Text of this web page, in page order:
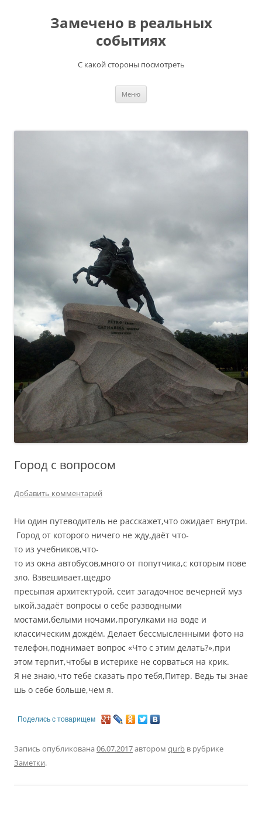
содержимомуЗамечено в реальных
событиях
С какой стороны посмотреть
Меню
Город с вопросом
Добавить комментарий
Ни один путеводитель не расскажет,что ожидает внутри.
Город от которого ничего не жду,даёт что-
то из учебников,что-
то из окна автобусов,много от попутчика,с которым пове
зло. Взвешивает,щедро
пресыпая архитектурой, сеит загадочное вечерней муз
ыкой,задаёт вопросы о себе разводными
мостами,белыми ночами,прогулками на воде и
классическим дождём. Делает бессмысленными фото на
телефон,поднимает вопрос «Что с этим делать?»,при
этом терпит,чтобы в истерике не сорваться на крик.
Я не знаю,что тебе сказать про тебя,Питер. Ведь ты знае
шь о себе больше,чем я.
Поделись с товарищем
Запись опубликована 06.07.2017автором qurb в рубрике
Заметки.